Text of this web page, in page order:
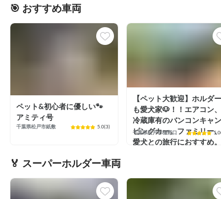
🎯 おすすめ車両
ペット&初心者に優しい🐾
アミティ号
千葉県松戸市紙敷 5.0(3)
【ペット大歓迎】ホルダー
も愛犬家🐶！！エアコン、
冷蔵庫有のバンコンキャン
ピングカー。ファミリー、
愛犬との旅行におすすめ。
千葉県松戸市樋野口 5.0
🏅 スーパーホルダー車両